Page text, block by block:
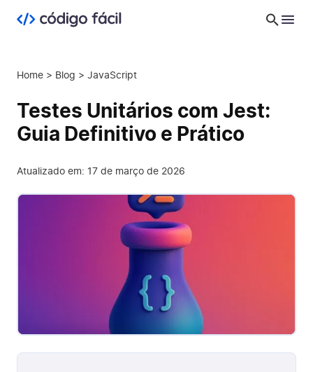
Home > Blog > JavaScript
Testes Unitários com Jest:
Guia Definitivo e Prático
Atualizado em: 17 de março de 2026